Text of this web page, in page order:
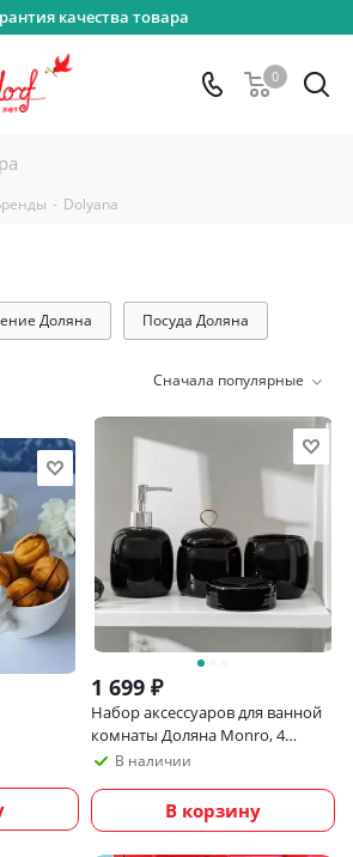
качества товара
0
- Dolyana
Сначала популярные
Доляна Посуда Доляна
1 699 ₽
Набор аксессуаров для ванной
комнаты Доляна Monro, 4
предмета
В наличии
В корзину